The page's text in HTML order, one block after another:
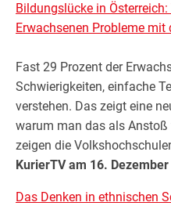
Bildungslücke in
Erwachsenen Probleme mit
Fast 29 Prozent der
Schwierigkeiten, einfache
verstehen. Das zeigt eine
warum man das als Anstoß
zeigen die
KurierTV am 16.
Das Denken in ethnischen